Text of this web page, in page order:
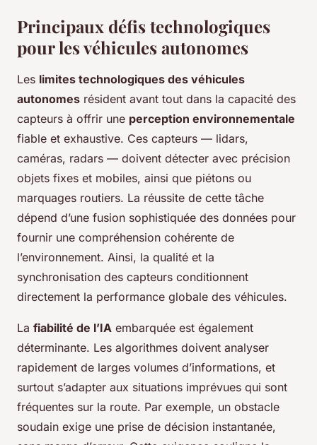
Principaux défis technologiques
pour les véhicules autonomes
Les limites technologiques des véhicules
autonomes résident avant tout dans la capacité des
capteurs à offrir une perception environnementale
fiable et exhaustive. Ces capteurs — lidars,
caméras, radars — doivent détecter avec précision
objets fixes et mobiles, ainsi que piétons ou
marquages routiers. La réussite de cette tâche
dépend d’une fusion sophistiquée des données pour
fournir une compréhension cohérente de
l’environnement. Ainsi, la qualité et la
synchronisation des capteurs conditionnent
directement la performance globale des véhicules.
La fiabilité de l’IA embarquée est également
déterminante. Les algorithmes doivent analyser
rapidement de larges volumes d’informations, et
surtout s’adapter aux situations imprévues qui sont
fréquentes sur la route. Par exemple, un obstacle
soudain exige une prise de décision instantanée,